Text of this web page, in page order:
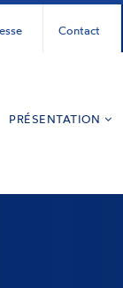
Contact
PRÉSENTATION